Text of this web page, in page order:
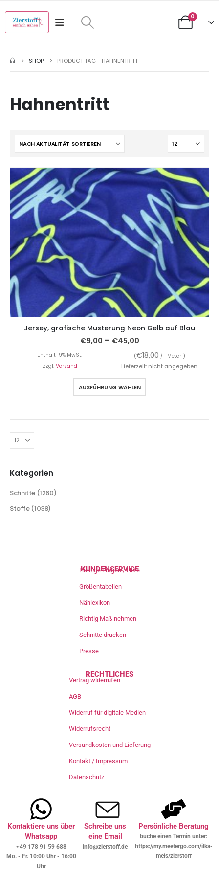
0
SHOP PRODUCT TAG - HAHNENTRITT
Hahnentritt
Jersey, grafische Musterung Neon Gelb auf Blau
€9,00 – €45,00
Enthält 19% MwSt. (€18,00 / 1 Meter )
zzgl. Versand Lieferzeit: nicht angegeben
AUSFÜHRUNG WÄHLEN
Kategorien
Schnitte (1260)
Stoffe (1038)
KUNDENSERVICE
Häufige Fragen / Hilfe
Größentabellen
Nählexikon
Richtig Maß nehmen
Schnitte drucken
Presse
RECHTLICHES
Vertrag widerrufen
AGB
Widerruf für digitale Medien
Widerrufsrecht
Versandkosten und Lieferung
Kontakt / Impressum
Datenschutz
Kontaktiere uns über
Whatsapp
+49 178 91 59 688
Mo. - Fr. 10:00 Uhr - 16:00
Uhr
Schreibe uns
eine Email
info@zierstoff.de
Persönliche Beratung
buche einen Termin unter:
https://my.meetergo.com/ilka-
meis/zierstoff